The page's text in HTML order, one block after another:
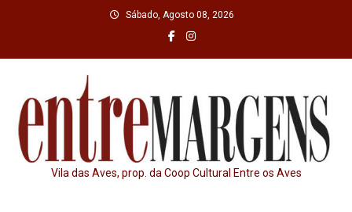
Sábado, Agosto 08, 2026
Vila das Aves, prop. da Coop Cultural Entre os Aves